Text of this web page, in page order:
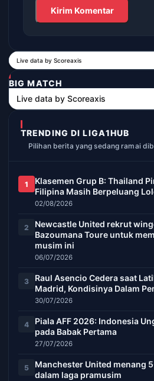
Live data by Scoreaxis
BIG MATCH
Live data by Scoreaxis
TRENDING DI LIGA1HUB
Pilihan berita yang sedang ramai
1
Klasemen Grup B: Thailand
Filipina Masih Berpeluang
02/08/2026
2
Newcastle United rekrut
Bazoumana Toure untuk
musim ini
06/07/2026
3
Raul Asencio Cedera saat
Madrid, Kondisinya Dalam
30/07/2026
4
Piala AFF 2026: Indonesia
pada Babak Pertama
27/07/2026
5
Manchester United menang
dalam laga pramusim